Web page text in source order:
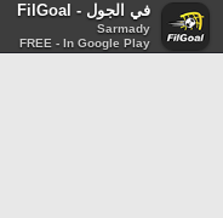
في الجول - FilGoal
Sarmady
FREE - In Google Play